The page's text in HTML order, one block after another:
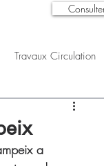
Travaux Circulation
A la une
a